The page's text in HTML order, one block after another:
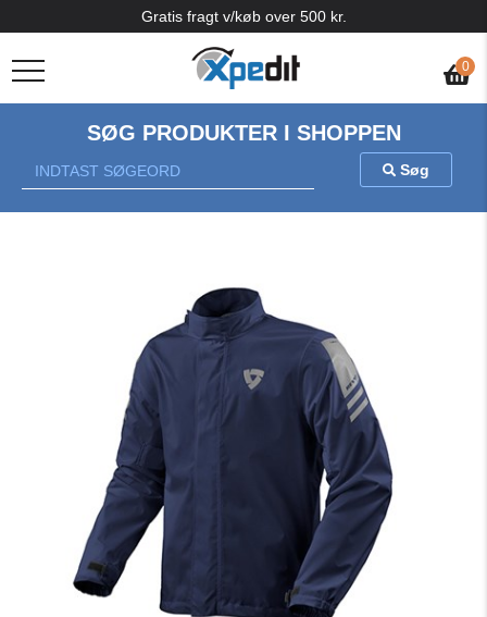
0
Gratis fragt v/køb over 500 kr.
SØG PRODUKTER I SHOPPEN
Søg